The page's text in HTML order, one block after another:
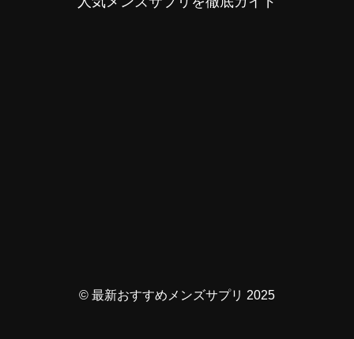
© 最新おすすめメンズサプリ 2025